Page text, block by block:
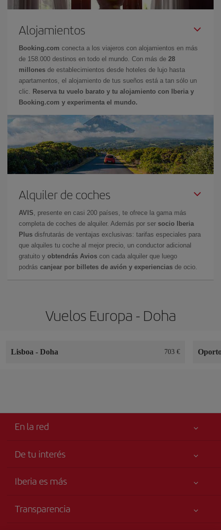
Alojamientos
Booking.com conecta a los viajeros con alojamientos en más
de 158.000 destinos en todo el mundo. Con más de 28
millones de establecimientos desde hoteles de lujo hasta
apartamentos, el alojamiento de tus sueños está a tan sólo un
clic.
Reserva tu vuelo barato y tu alojamiento con Iberia y
Booking.com y experimenta el mundo.
Alquiler de coches
AVIS , presente en casi 200 países, te ofrece la gama más
completa de coches de alquiler. Además por ser socio Iberia
Plus disfrutarás de ventajas exclusivas: tarifas especiales para
que alquiles tu coche al mejor precio, un conductor adicional
gratuito y obtendrás Avios con cada alquiler que luego
podrás canjear por billetes de avión y experiencias de ocio.
Vuelos Europa - Doha
Lisboa - Doha 703 €
En la red
De tu interés
Accesibilidad
Iberia es más
Grupo Iberia
Transparencia